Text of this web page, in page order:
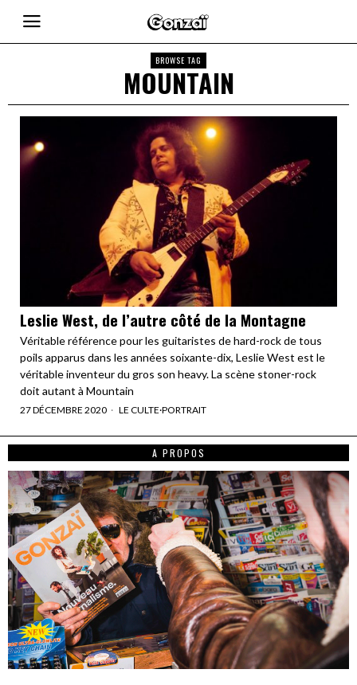
BROWSE TAG
MOUNTAIN
Leslie West, de l’autre côté de la Montagne
Véritable référence pour les guitaristes de hard-rock de tous
poils apparus dans les années soixante-dix, Leslie West est le
véritable inventeur du gros son heavy. La scène stoner-rock
doit autant à Mountain
27 DÉCEMBRE 2020 LE CULTE·PORTRAIT
A PROPOS